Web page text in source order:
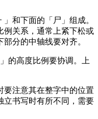
和下面的「尸」组成。
例关系，通常上紧下松或
分的中轴线要对齐。
的高度比例要协调。上
要注意其在整字中的位置
立书写时有所不同，需要